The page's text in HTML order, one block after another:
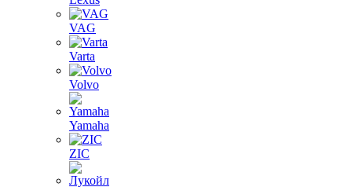
VAG
Varta
Volvo
Yamaha
ZIC